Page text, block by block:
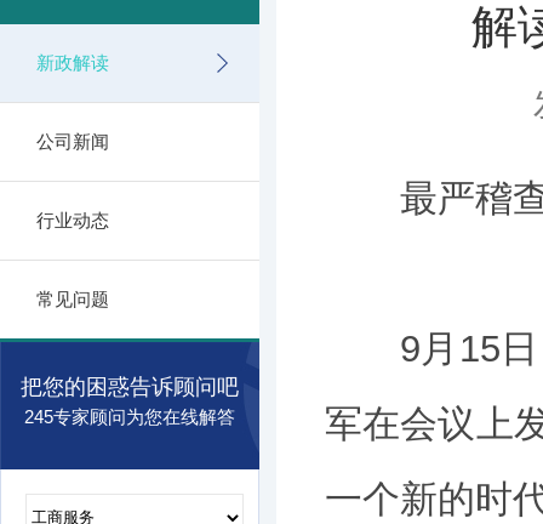
新政解读
公司新闻
行业动态
常见问题
把您的困惑告诉顾问吧
245专家顾问为您在线解答
解
最严稽查
9月15日
军在会议上
一个新的时